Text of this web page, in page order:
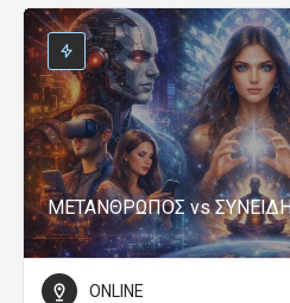
ΜΕΤΑΝΘΡΩΠΟΣ vs
ONLINE